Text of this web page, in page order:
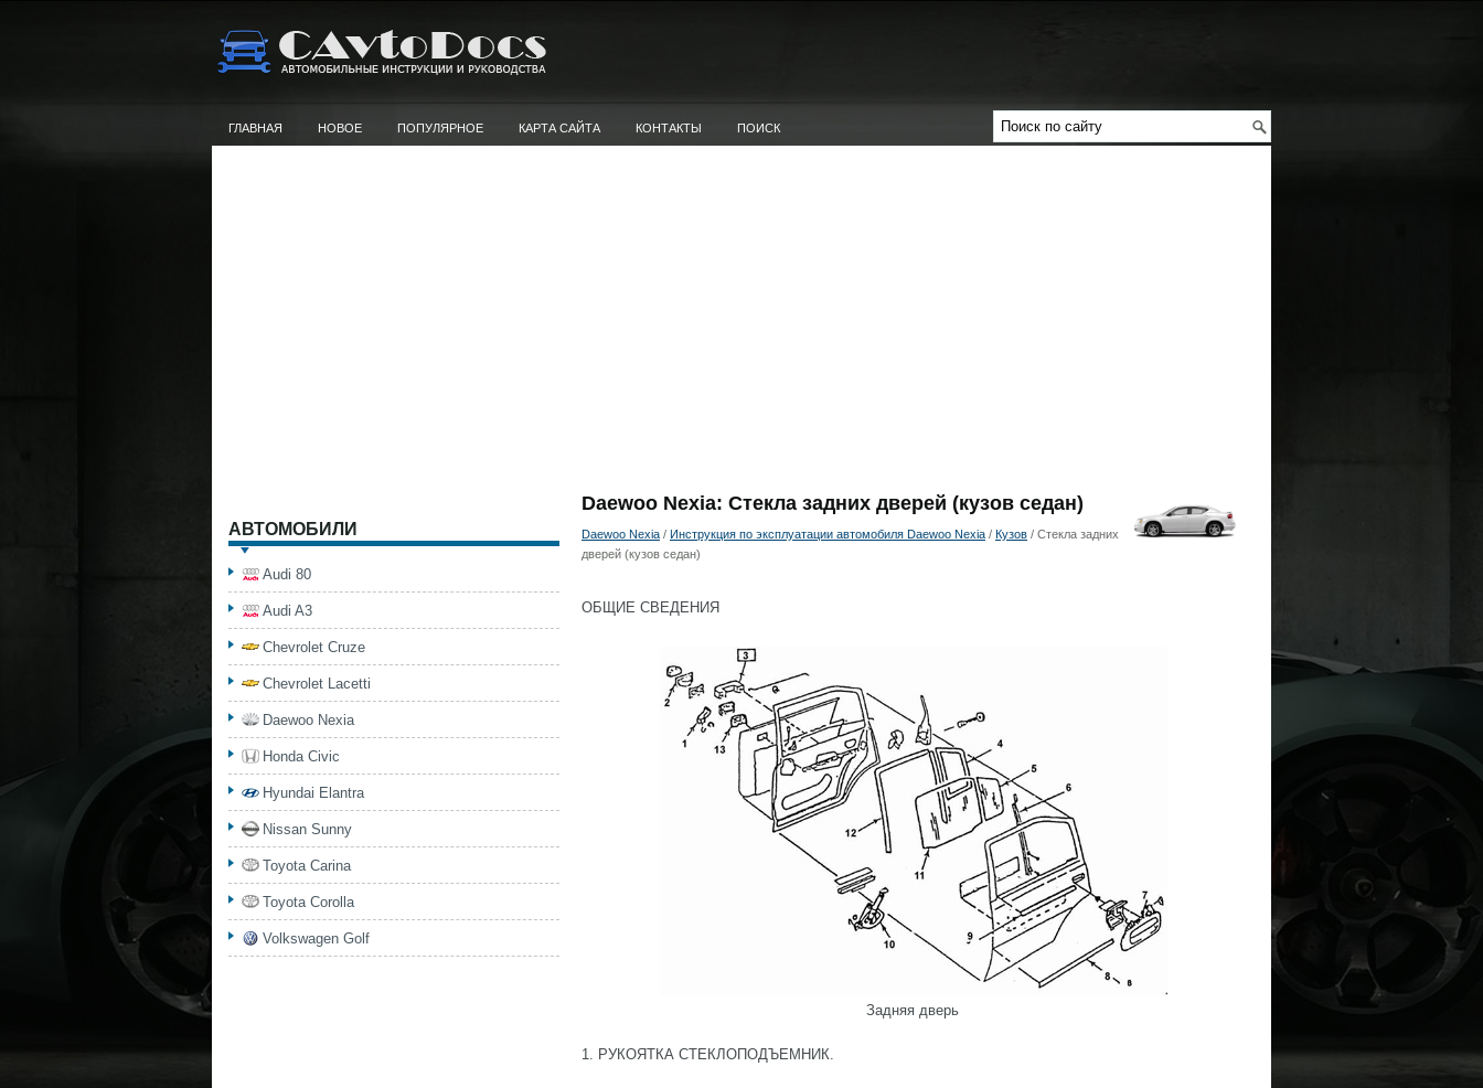
ГЛАВНАЯ НОВОЕ ПОПУЛЯРНОЕ КАРТА САЙТА КОНТАКТЫ ПОИСК
Daewoo Nexia: Стекла задних дверей (кузов седан)
Daewoo Nexia / Инструкция по эксплуатации автомобиля Daewoo Nexia / Кузов / Стекла задних
дверей (кузов седан)
ОБЩИЕ СВЕДЕНИЯ
Задняя дверь
1. РУКОЯТКА СТЕКЛОПОДЪЕМНИК.
АВТОМОБИЛИ
Audi 80
Audi A3
Chevrolet Cruze
Chevrolet Lacetti
Daewoo Nexia
Honda Civic
Hyundai Elantra
Nissan Sunny
Toyota Carina
Toyota Corolla
Volkswagen Golf